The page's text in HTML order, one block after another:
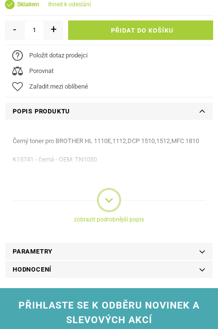
Skladem ihned k odeslání
- + PŘIDAT DO KOŠÍKU
Položit dotaz prodejci
Porovnat
Zařadit mezi oblíbené
POPIS PRODUKTU
Černý toner pro BROTHER HL 1110E,1112,DCP 1510,1512,MFC 1810
K15741 - černá - OEM: TN1030
zobrazit podrobnější popis
PARAMETRY
HODNOCENÍ
PŘIHLASTE SE K ODBĚRU NOVINEK A
SLEVOVÝCH AKCÍ